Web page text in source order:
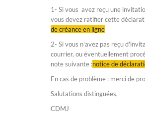
1- Si vous avez reçu une
vous devez ratifier cette
de créance en ligne
2- Si vous n'avez pas reçu
courrier, ou éventuellement
note suivante :notice de
En cas de problème : merci de
Salutations distinguées,
CDMJ